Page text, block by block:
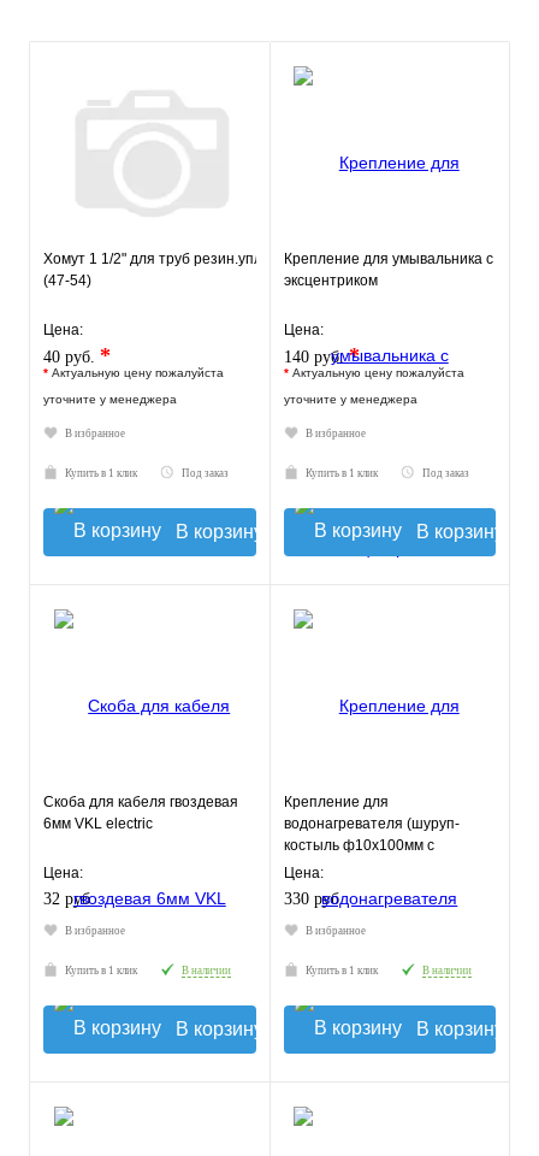
Хомут 1 1/2" для труб резин.уплотнение шпилька 8х80мм
(47-54)
Цена:
40 руб. *
* Актуальную цену пожалуйста
уточните у менеджера
В избранное
Купить в 1 клик Под заказ
В корзину
Крепление для умывальника с
эксцентриком
Цена:
140 руб.*
* Актуальную цену пожалуйста
уточните у менеджера
В избранное
Купить в 1 клик Под заказ
В корзину
Скоба для кабеля гвоздевая
6мм VKL electric
Цена:
32 руб.
В избранное
Купить в 1 клик В наличии
В корзину
Крепление для
водонагревателя (шуруп-
костыль ф10х100мм с
дюбелем компл 2шт) МР
Цена:
330 руб.
В избранное
Купить в 1 клик В наличии
В корзину